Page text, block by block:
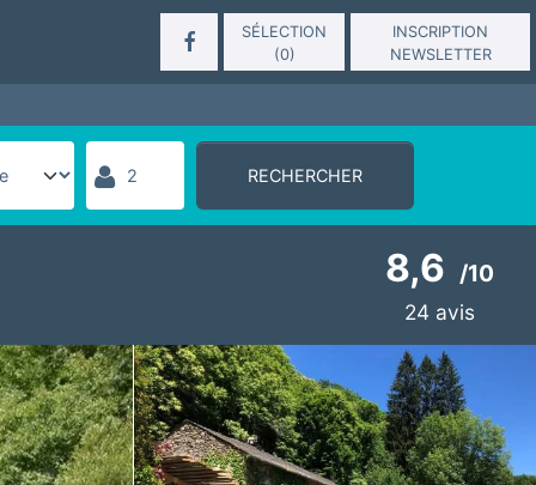
SÉLECTION
(0)
INSCRIPTION
NEWSLETTER
RECHERCHER
8,6 /10
24 avis